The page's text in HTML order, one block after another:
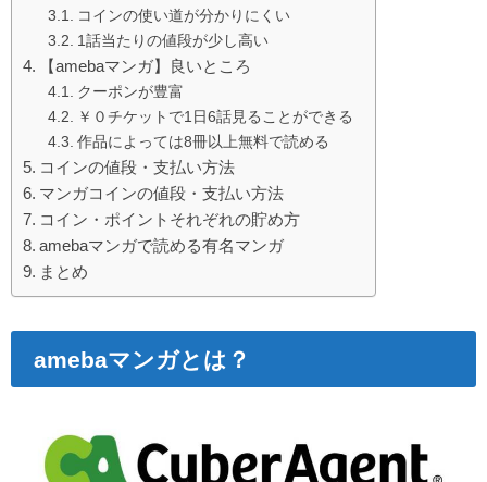
コインの使い道が分かりにくい
1話当たりの値段が少し高い
【amebaマンガ】良いところ
クーポンが豊富
￥０チケットで1日6話見ることができる
作品によっては8冊以上無料で読める
コインの値段・支払い方法
マンガコインの値段・支払い方法
コイン・ポイントそれぞれの貯め方
amebaマンガで読める有名マンガ
まとめ
amebaマンガとは？